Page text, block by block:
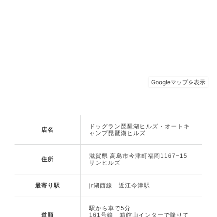
店名
ドッグラン琵琶湖ヒルズ・オートキ
ャンプ琵琶湖ヒルズ
住所
滋賀県 高島市今津町福岡1167−15
サンヒルズ
最寄り駅 jr湖西線 近江今津駅
道順
駅から車で5分
161号線 箱館山インターで降りて